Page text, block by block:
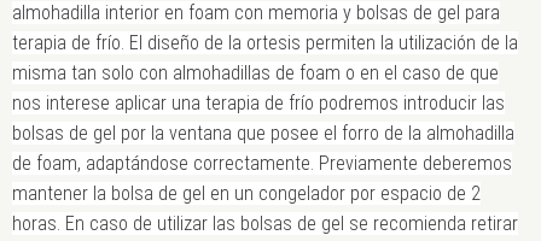
almohadilla interior en foam con memoria y bolsas de gel para
terapia de frío. El diseño de la ortesis permiten la utilización de la
misma tan solo con almohadillas de foam o en el caso de que
nos interese aplicar una terapia de frío podremos introducir las
bolsas de gel por la ventana que posee el forro de la almohadilla
de foam, adaptándose correctamente. Previamente deberemos
mantener la bolsa de gel en un congelador por espacio de 2
horas. En caso de utilizar las bolsas de gel se recomienda retirar